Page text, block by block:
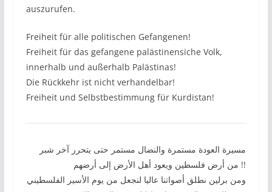
auszurufen.
Freiheit für alle politischen Gefangenen!
Freiheit für das gefangene palästinensiche Volk,
innerhalb und außerhalb Palästinas!
Die Rückkehr ist nicht verhandelbar!
Freiheit und Selbstbestimmung für Kurdistan!
مسيرة العودة مستمرة والنضال مستمر حتى يتحرر آخر شبر
من أرض فلسطين ويعود أهل الأرض إلى أرضهم !!
ومن برلين نطلق أصواتنا عاليا لنجعل من يوم الأسير الفلسطيني